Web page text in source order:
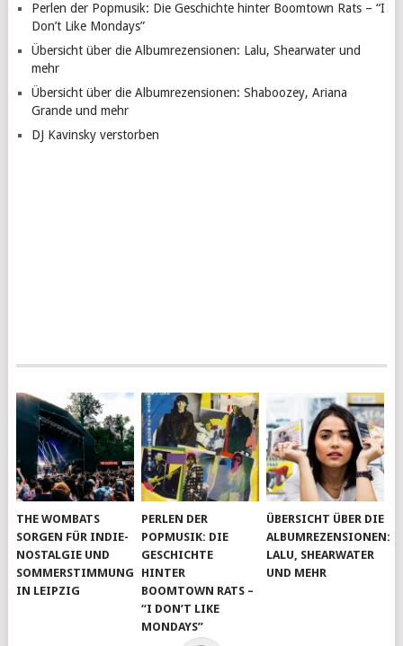
Perlen der Popmusik: Die Geschichte hinter Boomtown Rats – “I
Don’t Like Mondays”
Übersicht über die Albumrezensionen: Lalu, Shearwater und
mehr
Übersicht über die Albumrezensionen: Shaboozey, Ariana
Grande und mehr
DJ Kavinsky verstorben
THE WOMBATS
SORGEN FÜR INDIE-
NOSTALGIE UND
SOMMERSTIMMUNG
IN LEIPZIG
PERLEN DER
POPMUSIK: DIE
GESCHICHTE
HINTER
BOOMTOWN RATS –
“I DON’T LIKE
MONDAYS”
ÜBERSICHT ÜBER DIE
ALBUMREZENSIONEN:
LALU, SHEARWATER
UND MEHR